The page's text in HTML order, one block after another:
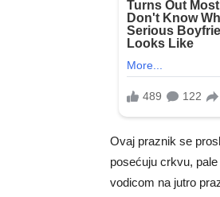
Ovaj praznik se
posećuju crkvu,
vodicom na jutro